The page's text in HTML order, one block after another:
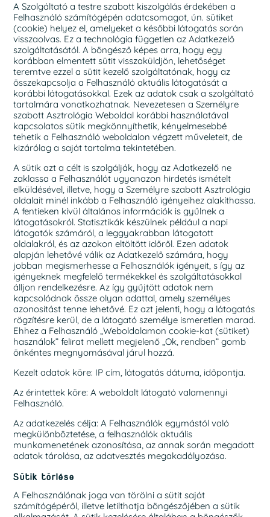
A Szolgáltató a testre szabott kiszolgálás érdekében a
Felhasználó számítógépén adatcsomagot, ún. sütiket
(cookie) helyez el, amelyeket a későbbi látogatás során
visszaolvas. Ez a technológia független az Adatkezelő
szolgáltatásától. A böngésző képes arra, hogy egy
korábban elmentett sütit visszaküldjön, lehetőséget
teremtve ezzel a sütit kezelő szolgáltatónak, hogy az
összekapcsolja a Felhasználó aktuális látogatását a
korábbi látogatásokkal. Ezek az adatok csak a szolgáltató
tartalmára vonatkozhatnak. Nevezetesen a Személyre
szabott Asztrológia Weboldal korábbi használatával
kapcsolatos sütik megkönnyíthetik, kényelmesebbé
tehetik a Felhasználó weboldalon végzett műveleteit, de
kizárólag a saját tartalma tekintetében.
A sütik azt a célt is szolgálják, hogy az Adatkezelő ne
zaklassa a Felhasználót ugyanazon hirdetés ismételt
elküldésével, illetve, hogy a Személyre szabott Asztrológia
oldalait minél inkább a Felhasználó igényeihez alakíthassa.
A fentieken kívül általános információk is gyűlnek a
látogatásokról. Statisztikák készülnek például a napi
látogatók számáról, a leggyakrabban látogatott
oldalakról, és az azokon eltöltött időről. Ezen adatok
alapján lehetővé válik az Adatkezelő számára, hogy
jobban megismerhesse a Felhasználók igényeit, s így az
igényeknek megfelelő termékekkel és szolgáltatásokkal
álljon rendelkezésre. Az így gyűjtött adatok nem
kapcsolódnak össze olyan adattal, amely személyes
azonosítást tenne lehetővé. Ez azt jelenti, hogy a látogatás
rögzítésre kerül, de a látogató személye ismeretlen marad.
Ehhez a Felhasználó „Weboldalamon cookie-kat (sütiket)
használok” felirat mellett megjelenő „Ok, rendben” gomb
önkéntes megnyomásával járul hozzá.
Kezelt adatok köre: IP cím, látogatás dátuma, időpontja.
Az érintettek köre: A weboldalt látogató valamennyi
Felhasználó.
Az adatkezelés célja: A Felhasználók egymástól való
megkülönböztetése, a felhasználók aktuális
munkamenetének azonosítása, az annak során megadott
adatok tárolása, az adatvesztés megakadályozása.
Sütik törlése
A Felhasználónak joga van törölni a sütit saját
számítógépéről, illetve letilthatja böngészőjében a sütik